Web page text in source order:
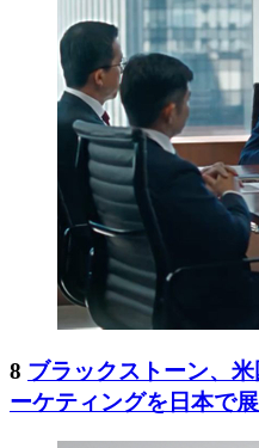
8 ブラックストーン、
ーケティングを日本で